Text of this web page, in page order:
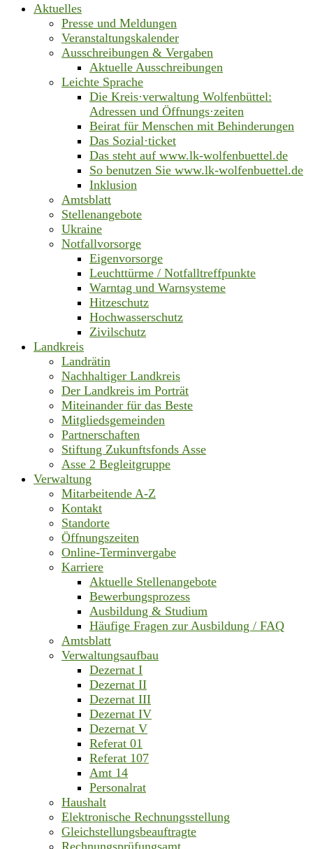
Aktuelles
Presse und Meldungen
Veranstaltungskalender
Ausschreibungen & Vergaben
Aktuelle Ausschreibungen
Leichte Sprache
Die Kreis·verwaltung Wolfenbüttel:
Adressen und Öffnungs·zeiten
Beirat für Menschen mit Behinderungen
Das Sozial·ticket
Das steht auf www.lk-wolfenbuettel.de
So benutzen Sie www.lk-wolfenbuettel.de
Inklusion
Amtsblatt
Stellenangebote
Ukraine
Notfallvorsorge
Eigenvorsorge
Leuchttürme / Notfalltreffpunkte
Warntag und Warnsysteme
Hitzeschutz
Hochwasserschutz
Zivilschutz
Landkreis
Landrätin
Nachhaltiger Landkreis
Der Landkreis im Porträt
Miteinander für das Beste
Mitgliedsgemeinden
Partnerschaften
Stiftung Zukunftsfonds Asse
Asse 2 Begleitgruppe
Verwaltung
Mitarbeitende A-Z
Kontakt
Standorte
Öffnungszeiten
Online-Terminvergabe
Karriere
Aktuelle Stellenangebote
Bewerbungsprozess
Ausbildung & Studium
Häufige Fragen zur Ausbildung / FAQ
Amtsblatt
Verwaltungsaufbau
Dezernat I
Dezernat II
Dezernat III
Dezernat IV
Dezernat V
Referat 01
Referat 107
Amt 14
Personalrat
Haushalt
Elektronische Rechnungsstellung
Gleichstellungsbeauftragte
Rechnungsprüfungsamt